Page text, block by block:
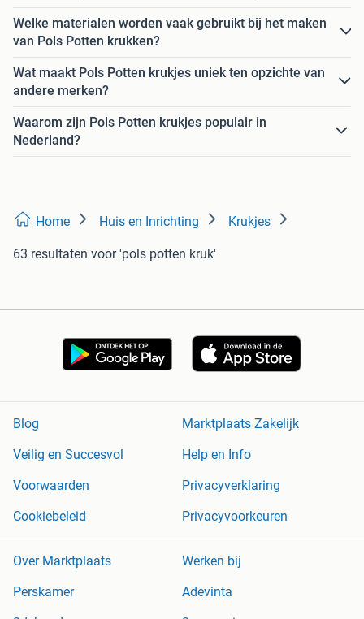
Welke materialen worden vaak gebruikt bij het maken
van Pols Potten krukken?
Wat maakt Pols Potten krukjes uniek ten opzichte van
andere merken?
Waarom zijn Pols Potten krukjes populair in
Nederland?
Home Huis en Inrichting Krukjes
63 resultaten voor 'pols potten kruk'
Blog
Marktplaats Zakelijk
Veilig en Succesvol
Help en Info
Voorwaarden
Privacyverklaring
Cookiebeleid
Privacyvoorkeuren
Over Marktplaats
Werken bij
Perskamer
Adevinta